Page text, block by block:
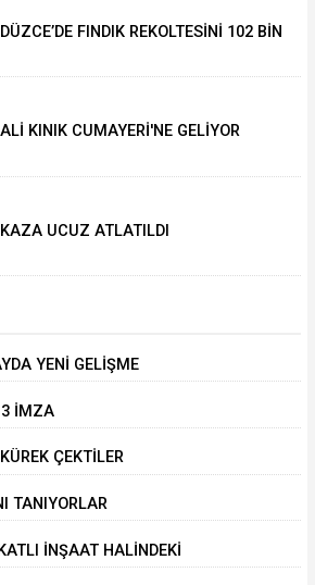
DÜZCE’DE FINDIK REKOLTESİNİ 102 BİN
ALİ KINIK CUMAYERİ'NE GELİYOR
KAZA UCUZ ATLATILDI
YENİ GELİŞME
3 İMZA
ÇEKTİLER
TANIYORLAR
İNŞAAT HALİNDEKİ